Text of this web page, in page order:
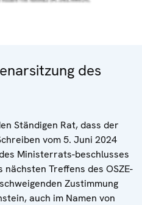
des
Ständigen Rat, dass der
vom 5. Juni 2024
Ministerrats-beschlusses
Treffens des OSZE-
Zustimmung
auch im Namen von